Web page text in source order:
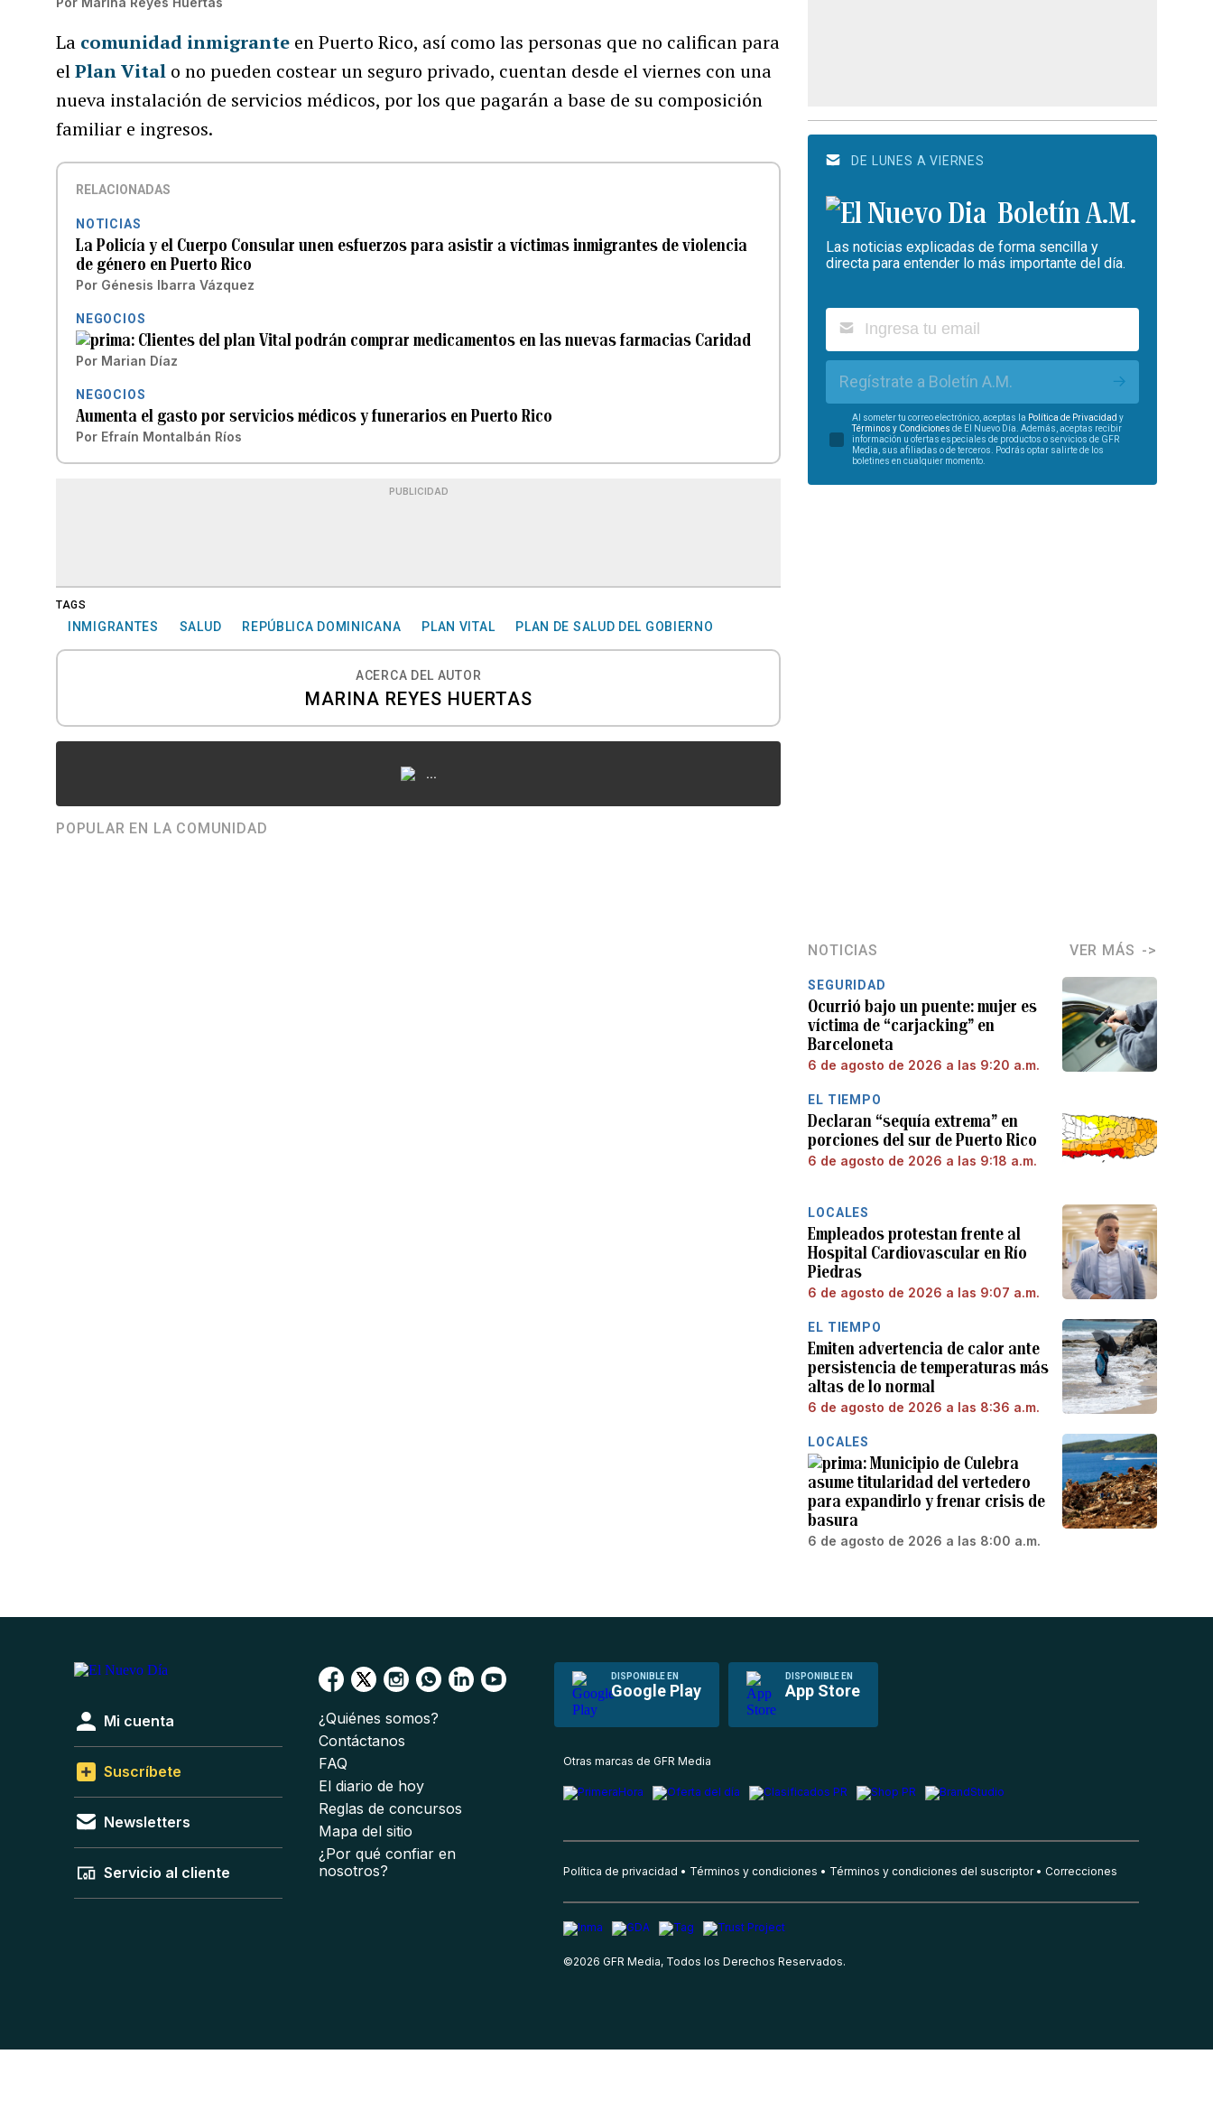
La comunidad inmigrante en Puerto Rico, así como las personas que no califican para
elPlan Vital o no pueden costear un seguro privado, cuentan desde el viernes con una
nueva instalación de servicios médicos, por los que pagarán a base de su composición
familiar e ingresos.
RELACIONADAS
NOTICIAS
La Policía y el Cuerpo Consular unen esfuerzos para asistir a víctimas inmigrantes de violencia
de género en Puerto Rico
Por Génesis Ibarra Vázquez
NEGOCIOS
Clientes del plan Vital podrán comprar medicamentos en las nuevas farmacias Caridad
Por Marian Díaz
NEGOCIOS
Aumenta el gasto por servicios médicos y funerarios en Puerto Rico
Por Efraín Montalbán Ríos
PUBLICIDAD
TAGS
INMIGRANTES SALUD REPÚBLICA DOMINICANA PLAN VITAL PLAN DE SALUD DEL GOBIERNO
ACERCA DEL AUTOR
MARINA REYES HUERTAS
...
POPULAR EN LA COMUNIDAD
DE LUNES A VIERNES
Boletín A.M.
Las noticias explicadas de forma sencilla y
directa para entender lo más importante del día.
Regístrate a Boletín A.M.
Al someter tu correo electrónico, aceptas la Política de Privacidad y
Términos y Condiciones de El Nuevo Día. Además, aceptas recibir
información u ofertas especiales de productos o servicios de GFR
Media, sus afiliadas o de terceros. Podrás optar salirte de los
boletines en cualquier momento.
NOTICIAS VER MÁS
SEGURIDAD
Ocurrió bajo un puente: mujer es
víctima de “carjacking” en
Barceloneta
6 de agosto de 2026 a las 9:20 a.m.
EL TIEMPO
Declaran “sequía extrema” en
porciones del sur de Puerto Rico
6 de agosto de 2026 a las 9:18 a.m.
LOCALES
Empleados protestan frente al
Hospital Cardiovascular en Río
Piedras
6 de agosto de 2026 a las 9:07 a.m.
EL TIEMPO
Emiten advertencia de calor ante
persistencia de temperaturas más
altas de lo normal
6 de agosto de 2026 a las 8:36 a.m.
LOCALES
Municipio de Culebra
asume titularidad del vertedero
para expandirlo y frenar crisis de
basura
6 de agosto de 2026 a las 8:00 a.m.
DISPONIBLE EN
Google Play
DISPONIBLE EN
App Store
Mi cuenta
Suscríbete
Newsletters
Servicio al cliente
¿Quiénes somos?
Contáctanos
FAQ
El diario de hoy
Reglas de concursos
Mapa del sitio
¿Por qué confiar en
nosotros?
Otras marcas de GFR Media
Política de privacidad Términos y condiciones Términos y condiciones del suscriptor Correcciones
©2026 GFR Media, Todos los Derechos Reservados.